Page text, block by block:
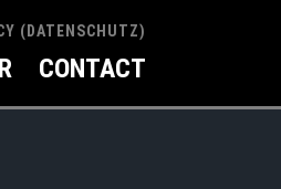
(DATENSCHUTZ)
CONTACT